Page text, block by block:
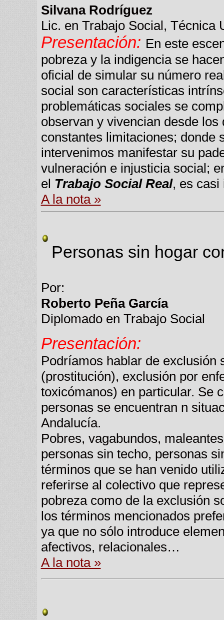
Silvana Rodríguez
Lic. en Trabajo Social, Técnica
Presentación: En este
pobreza y la indigencia se
oficial de simular su número
social son características
problemáticas sociales se
observan y vivencian desde
constantes limitaciones; donde
intervenimos manifestar su
vulneración e injusticia social;
el Trabajo Social Real, es casi
A la nota »
Personas sin hogar
Por:
Roberto Peña García
Diplomado en Trabajo Social
Presentación:
Podríamos hablar de exclusión
(prostitución), exclusión por
toxicómanos) en particular. Se
personas se encuentran n
Andalucía.
Pobres, vagabundos,
personas sin techo, personas
términos que se han venido
referirse al colectivo que
pobreza como de la exclusión
los términos mencionados
ya que no sólo introduce
afectivos, relacionales…
A la nota »